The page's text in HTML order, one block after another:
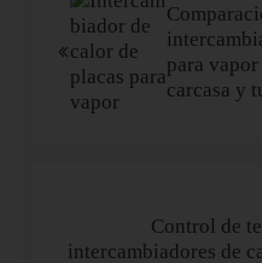
para
carcasa y
Control de
intercambiadores de